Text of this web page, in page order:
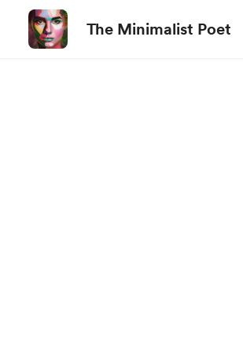
The Minimalist Poet